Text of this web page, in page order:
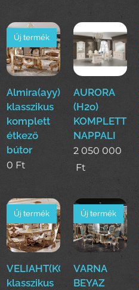
Almira(ayy)Luxus
klasszikus
komplett
étkező
bútor
Új termék
0 Ft
AURORA
(H2o)
KOMPLETT
NAPPALI
2 050 000
Ft
VELIAHT(KOYUN)Luxus
klasszikus
Új termék
VARNA
BEYAZ
Új termék